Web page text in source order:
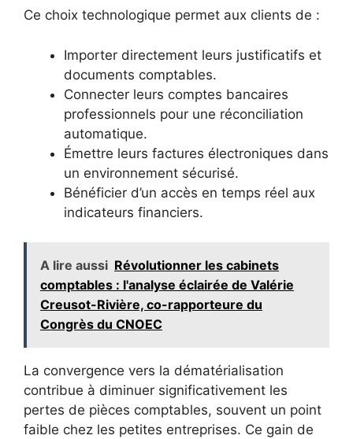
Ce choix technologique permet aux clients de :
Importer directement leurs justificatifs et
documents comptables.
Connecter leurs comptes bancaires
professionnels pour une réconciliation
automatique.
Émettre leurs factures électroniques dans
un environnement sécurisé.
Bénéficier d’un accès en temps réel aux
indicateurs financiers.
A lire aussi Révolutionner les cabinets
comptables : l'analyse éclairée de Valérie
Creusot-Rivière, co-rapporteure du
Congrès du CNOEC
La convergence vers la dématérialisation
contribue à diminuer significativement les
pertes de pièces comptables, souvent un point
faible chez les petites entreprises. Ce gain de